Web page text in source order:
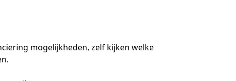
mogelijkheden, zelf kijken welke